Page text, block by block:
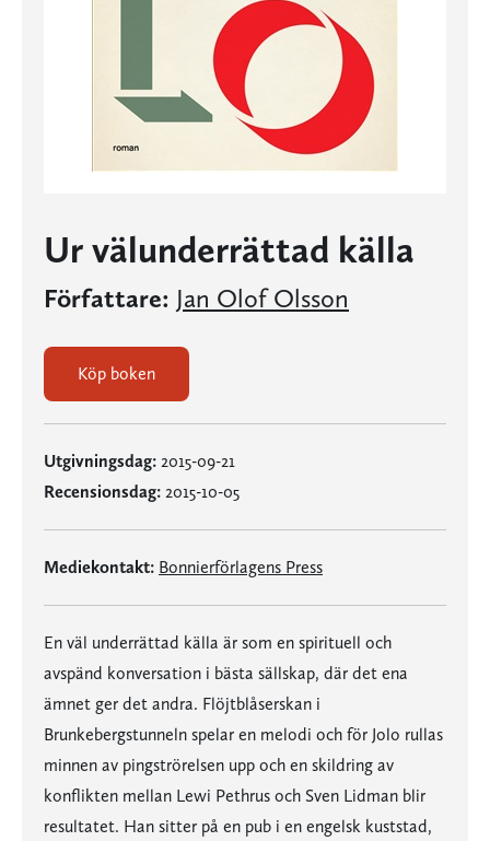
Ur välunderrättad källa
Författare: Jan Olof Olsson
Köp boken
Utgivningsdag: 2015-09-21
Recensionsdag: 2015-10-05
Mediekontakt: Bonnierförlagens Press
En väl underrättad källa är som en spirituell och
avspänd konversation i bästa sällskap, där det ena
ämnet ger det andra. Flöjtblåserskan i
Brunkebergstunneln spelar en melodi och för Jolo rullas
minnen av pingströrelsen upp och en skildring av
konflikten mellan Lewi Pethrus och Sven Lidman blir
resultatet. Han sitter på en pub i en engelsk kuststad,